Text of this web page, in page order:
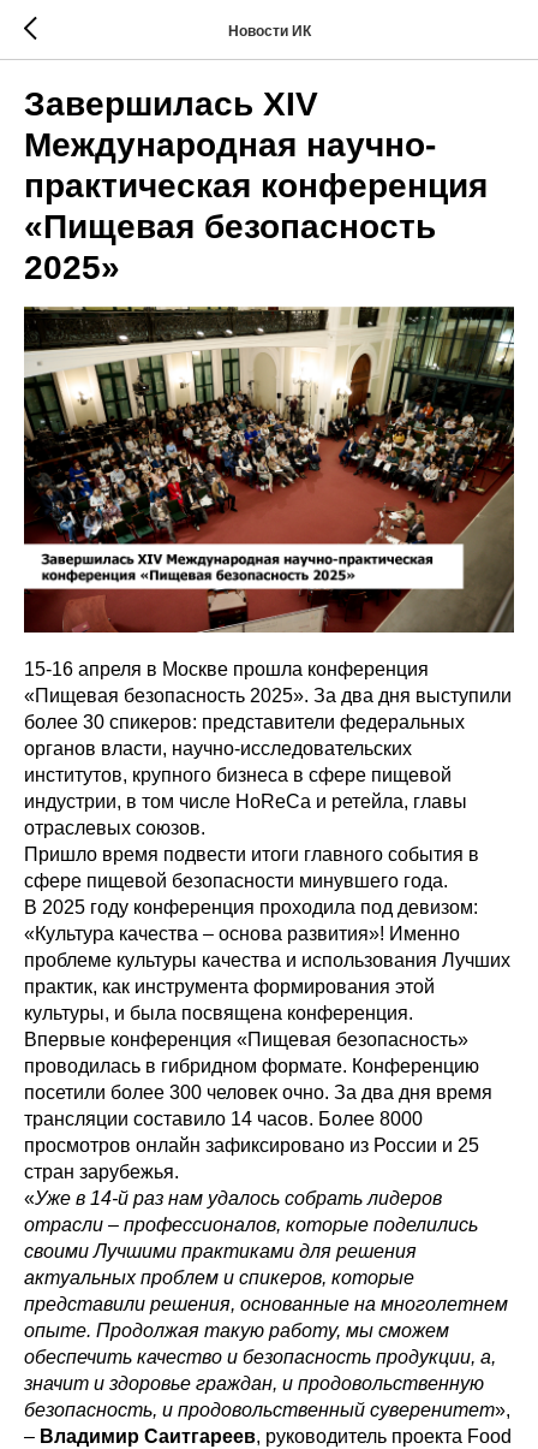
Новости ИК
Завершилась XIV
Международная научно-
практическая конференция
«Пищевая безопасность
2025»
15-16 апреля в Москве прошла конференция
«Пищевая безопасность 2025». За два дня выступили
более 30 спикеров: представители федеральных
органов власти, научно-исследовательских
институтов, крупного бизнеса в сфере пищевой
индустрии, в том числе HoReCa и ретейла, главы
отраслевых союзов.
Пришло время подвести итоги главного события в
сфере пищевой безопасности минувшего года.
В 2025 году конференция проходила под девизом:
«Культура качества – основа развития»! Именно
проблеме культуры качества и использования Лучших
практик, как инструмента формирования этой
культуры, и была посвящена конференция.
Впервые конференция «Пищевая безопасность»
проводилась в гибридном формате. Конференцию
посетили более 300 человек очно. За два дня время
трансляции составило 14 часов. Более 8000
просмотров онлайн зафиксировано из России и 25
стран зарубежья.
«Уже в 14-й раз нам удалось собрать лидеров
отрасли – профессионалов, которые поделились
своими Лучшими практиками для решения
актуальных проблем и спикеров, которые
представили решения, основанные на многолетнем
опыте. Продолжая такую работу, мы сможем
обеспечить качество и безопасность продукции, а,
значит и здоровье граждан, и продовольственную
безопасность, и продовольственный суверенитет»,
– Владимир Саитгареев, руководитель проекта Food